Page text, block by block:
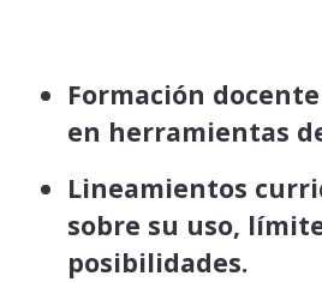
Formación
en herramientas
Lineamientos
sobre su uso,
posibilidades.